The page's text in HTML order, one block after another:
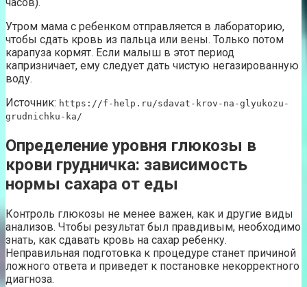
часов).
Утром мама с ребенком отправляется в лабораторию,
чтобы сдать кровь из пальца или вены. Только потом
карапуза кормят. Если малыш в этот период
капризничает, ему следует дать чистую негазированную
воду.
Источник: https://f-help.ru/sdavat-krov-na-glyukozu-
grudnichku-ka/
Определение уровня глюкозы в
крови грудничка: зависимость
нормы сахара от еды
Контроль глюкозы не менее важен, как и другие виды
анализов. Чтобы результат был правдивым, необходимо
знать, как сдавать кровь на сахар ребенку.
Неправильная подготовка к процедуре станет причиной
ложного ответа и приведет к постановке некорректного
диагноза.